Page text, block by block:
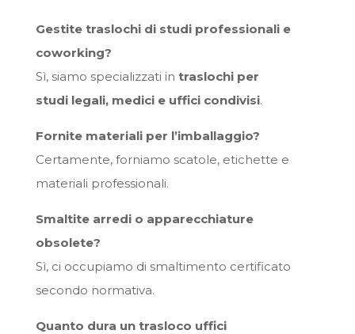
Gestite traslochi di studi professionali e
coworking?
Sì, siamo specializzati in traslochi per
studi legali, medici e uffici condivisi.
Fornite materiali per l’imballaggio?
Certamente, forniamo scatole, etichette e
materiali professionali.
Smaltite arredi o apparecchiature
obsolete?
Sì, ci occupiamo di smaltimento certificato
secondo normativa.
Quanto dura un trasloco uffici